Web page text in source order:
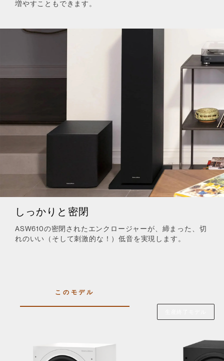
増やすこともできます。
しっかりと密閉
ASW610の密閉されたエンクロージャーが、締まった、切
れのいい（そして刺激的な！）低音を実現します。
このモデル